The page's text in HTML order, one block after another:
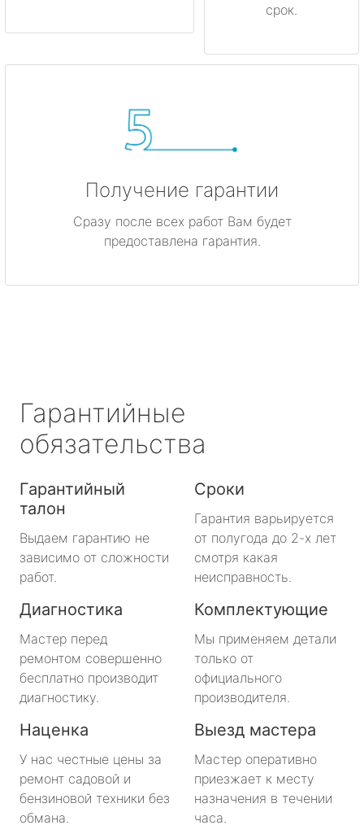
срок.
Получение гарантии
Сразу после всех работ Вам будет
предоставлена гарантия.
Гарантийные
обязательства
Гарантийный
талон
Выдаем гарантию не
зависимо от сложности
работ.
Сроки
Гарантия варьируется
от полугода до 2-х лет
смотря какая
неисправность.
Диагностика
Мастер перед
ремонтом совершенно
бесплатно производит
диагностику.
Комплектующие
Мы применяем детали
только от
официального
производителя.
Наценка
У нас честные цены за
ремонт садовой и
бензиновой техники без
обмана.
Выезд мастера
Мастер оперативно
приезжает к месту
назначения в течении
часа.